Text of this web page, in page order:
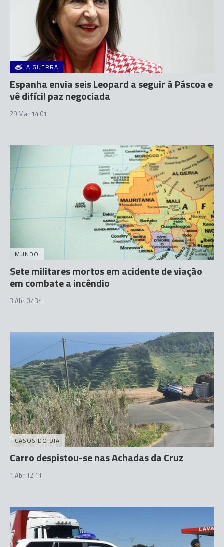
A GUERRA
Espanha envia seis Leopard a seguir à Páscoa e
vê difícil paz negociada
29 Mar 14:01
MUNDO
Sete militares mortos em acidente de viação
em combate a incêndio
3 Abr 07:34
CASOS DO DIA
Carro despistou-se nas Achadas da Cruz
1 Abr 12:11